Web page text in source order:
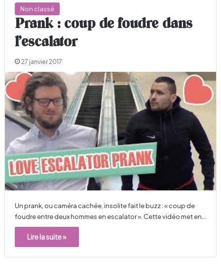
Non classé
Prank : coup de foudre dans
l’escalator
27 janvier 2017
Un prank, ou caméra cachée, insolite fait le buzz : « coup de
foudre entre deux hommes en escalator ». Cette vidéo met en…
Lire la suite »